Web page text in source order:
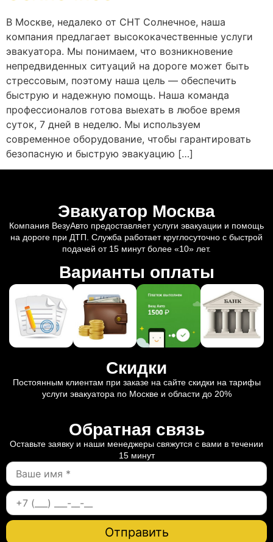
В Москве, недалеко от СНТ Солнечное, наша
компания предлагает высококачественные услуги
эвакуатора. Мы понимаем, что возникновение
непредвиденных ситуаций на дороге может быть
стрессовым, поэтому наша цель — обеспечить
быструю и надежную помощь. Наша команда
профессионалов готова выехать в любое время
суток, 7 дней в неделю. Мы используем
современное оборудование, чтобы гарантировать
безопасную и быструю эвакуацию […]
Эвакуатор Москва
Компания ВезуАвто предоставляет услуги эвакуации и помощь
на дороге при ДТП. Служба работает круглосуточно с быстрой
подачей от 15 минут более «10» лет.
Варианты оплаты
Скидки
Постоянным клиентам при заказе на сайте скидки на тарифы
услуги эвакуатора по Москве и области до 20%
Обратная связь
Оставьте заявку и наши менеджеры свяжутся с вами в течении
15 минут